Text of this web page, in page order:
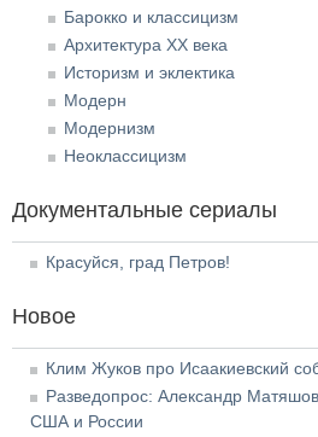
Барокко и классицизм
Архитектура XX века
Историзм и эклектика
Модерн
Модернизм
Неоклассицизм
Документальные сериалы
Красуйся, град Петров!
Новое
Клим Жуков про Исаакиевский
Разведопрос: Александр
США и России